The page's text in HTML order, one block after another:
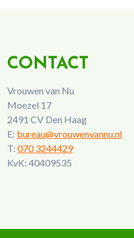
CONTACT
Vrouwen van Nu
Moezel 17
2491 CV Den Haag
E: bureau@vrouwenvannu.nl
T: 070 3244429
KvK: 40409535